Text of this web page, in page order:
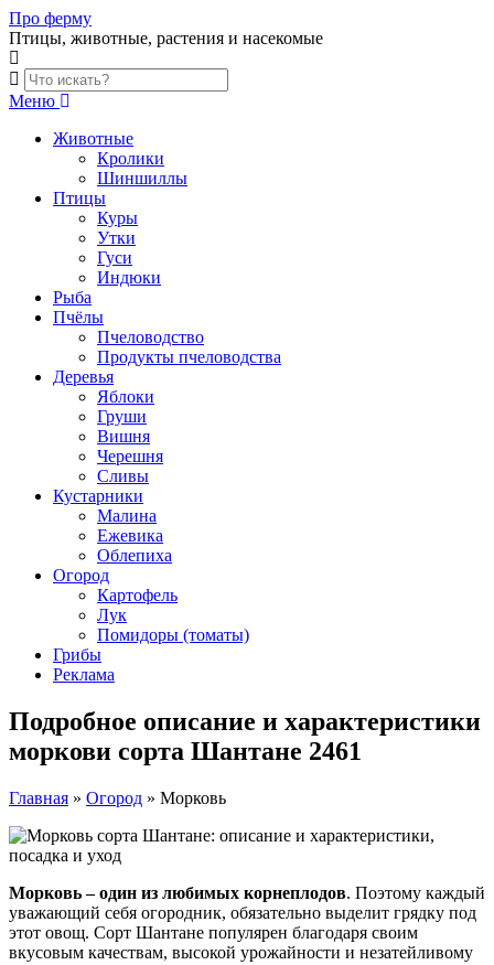
Skip
to
content
Про ферму
Птицы, животные, растения и насекомые
Меню
Животные
Кролики
Шиншиллы
Птицы
Куры
Утки
Гуси
Индюки
Рыба
Пчёлы
Пчеловодство
Продукты пчеловодства
Деревья
Яблоки
Груши
Вишня
Черешня
Сливы
Кустарники
Малина
Ежевика
Облепиха
Огород
Картофель
Лук
Помидоры (томаты)
Грибы
Реклама
Подробное описание и характеристики
моркови сорта Шантане 2461
Главная » Огород » Морковь
Морковь – один из любимых корнеплодов. Поэтому каждый
уважающий себя огородник, обязательно выделит грядку под
этот овощ. Сорт Шантане популярен благодаря своим
вкусовым качествам, высокой урожайности и незатейливому